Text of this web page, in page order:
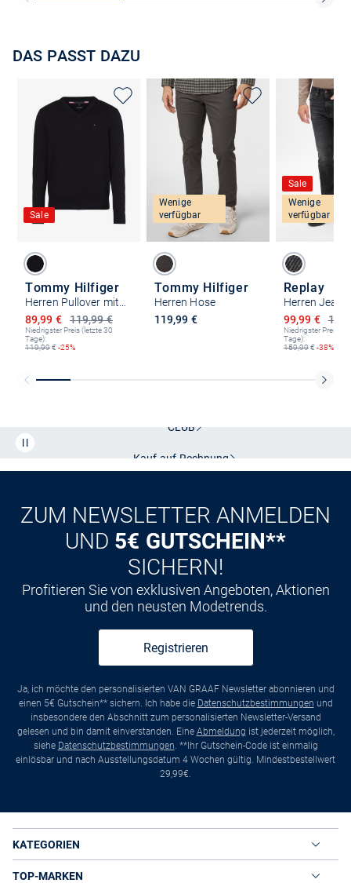
DAS PASST DAZU
Sale
Tommy Hilfiger
Herren Pullover mit Cashmere-Anteil
119,99 €
Ermäßigter Preis
89,99 €
Niedrigster Preis (letzte 30
Tage):
119,99€ -25%
Wenige
verfügbar
Tommy Hilfiger
Herren Hose
119,99 €
Sale
Wenige
verfügbar
Replay
Ermäßigter
99,99 €
Niedrigster Preis
Tage):
159,99€ -38%
CLUB
ZUM NEWSLETTER ANMELDEN
UND 5€ GUTSCHEIN**
SICHERN!
Profitieren Sie von exklusiven Angeboten, Aktionen
und den neusten Modetrends.
Registrieren
Ja, ich möchte den personalisierten VAN GRAAF Newsletter abonnieren und
einen 5€ Gutschein** sichern. Ich habe die Datenschutzbestimmungen und
insbesondere den Abschnitt zum personalisierten Newsletter-Versand
gelesen und bin damit einverstanden. Eine Abmeldung ist jederzeit möglich,
siehe Datenschutzbestimmungen. **Ihr Gutschein-Code ist einmalig
einlösbar und nach Ausstellungsdatum 4 Wochen gültig. Mindestbestellwert
29,99€.
KATEGORIEN
TOP-MARKEN